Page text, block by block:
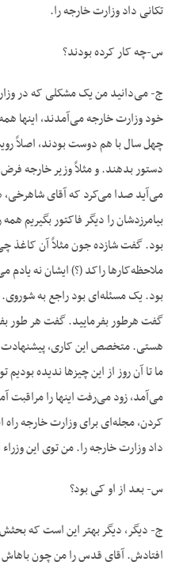
تکانی داد وزارت خارجه را.
س-چه کار کرده بودند؟
ج- می‌دانید من یک مشکلی که در
خود وزارت خارجه می‌آمدند، اینها
چهل سال با هم دوست بودند، اصلاً
دستور بدهند. و مثلاً وزیر خارجه
می‌آید صدا می‌کرد که آقای شاهرخی،
بیامرزدشان را دیگر فاکتور بگیریم
بود. گفت شازده جون مثلاً آن کاغذ
ملاحظه‌کارها راکد (؟) ایشان نه یادم
بود. یک مسئله‌ای بود راجع به
گفت هرطور بفرمایید. گفت هر طور
هستی. متخصص این کاری، پیشنهادت
ما تا آن روز از این چیزها ندیده
می‌آمد، زود می‌رفت اینها را مراقبت
کردن، مجله‌ای برای وزارت خارجه راه
داد وزارت خارجه را. من توی این
س- بعد از او کی بود؟
ج- دیگر، دیگر بهتر این است که بحثش
افتادش. آقای قدس را من چون